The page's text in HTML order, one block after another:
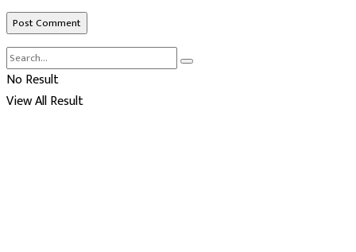
No Result
View All Result